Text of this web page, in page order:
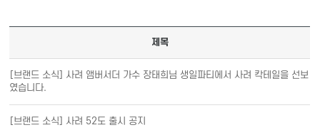
제목
[브랜드 소식] 사려 앰버서더 가수 장태희님 생일파티에서 사려 칵테일을 선보
였습니다.
[브랜드 소식] 사려 52도 출시 공지